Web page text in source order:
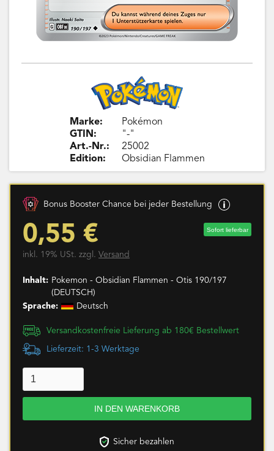
Marke:
GTIN:
Art.-Nr.:
Edition:
Pokémon
"-"
25002
Obsidian Flammen
Bonus Booster Chance bei jeder Bestellung
0,55 € Sofort lieferbar
inkl. 19% USt. zzgl. Versand
Inhalt: Pokemon - Obsidian Flammen - Otis 190/197
(DEUTSCH)
Sprache:
Deutsch
Versandkostenfreie Lieferung ab 180€ Bestellwert
Lieferzeit: 1-3 Werktage
Sicher bezahlen